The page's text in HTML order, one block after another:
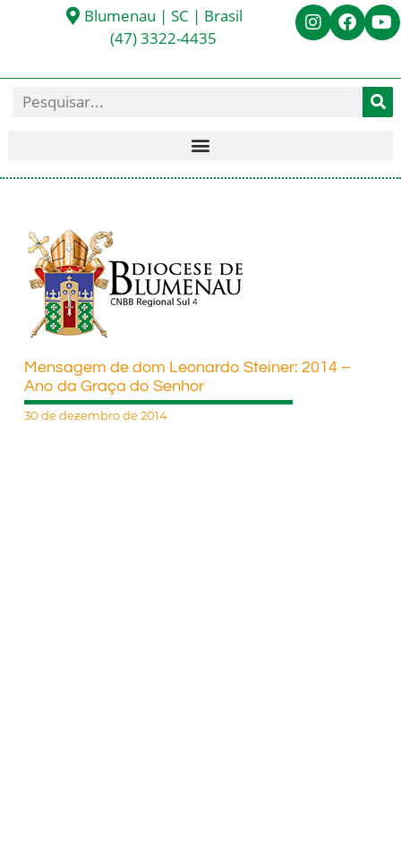
Blumenau | SC | Brasil
(47) 3322-4435
Mensagem de dom Leonardo Steiner: 2014 –
Ano da Graça do Senhor
30 de dezembro de 2014